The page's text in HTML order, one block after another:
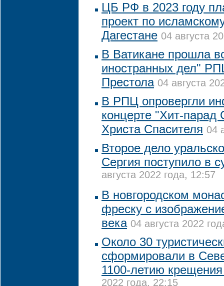
ЦБ РФ в 2023 году
проект по
Дагестане 04 августа
В Ватикане прошла
иностранных дел"
Престола 04 августа
В РПЦ опровергли
концерте "Хит-
Христа Спасителя 04
Второе дело
Сергия поступило в
августа 2022 года, 12:57
В новгородском
фреску с
века 04 августа 2022
Около 30
сформировали в
1100-летию